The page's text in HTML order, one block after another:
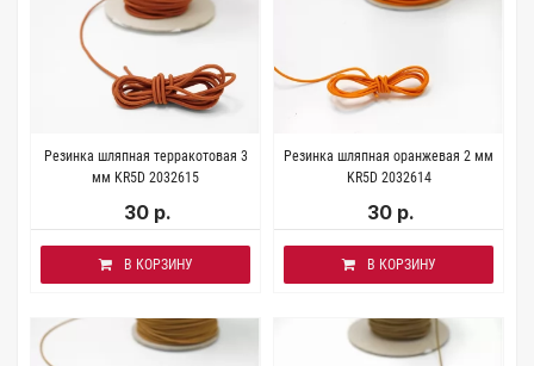
Резинка шляпная терракотовая 3
мм KR5D 2032615
30 р.
В КОРЗИНУ
Резинка шляпная оранжевая 2 мм
KR5D 2032614
30 р.
В КОРЗИНУ